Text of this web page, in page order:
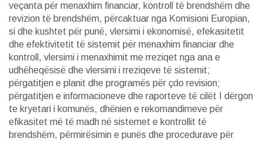
veçanta për menaxhim financiar, kontroll të brendshëm dhe
revizion të brendshëm, përcaktuar nga Komisioni Europian,
si dhe kushtet për punë, vlersimi i ekonomisë, efekasitetit
dhe efektivitetit të sistemit për menaxhim financiar dhe
kontroll, vlersimi i menaxhimit me rreziqet nga ana e
udhëheqësisë dhe vlersimi i rreziqeve të sistemit;
përgatitjen e planit dhe programës për çdo revision;
përgatitjen e informacioneve dhe raporteve të cilët I dërgon
te kryetari i komunës, dhënien e rekomandimeve për
efikasitet më të madh në sistemet e kontrollit të
brendshëm, përmirësimin e punës dhe procedurave për